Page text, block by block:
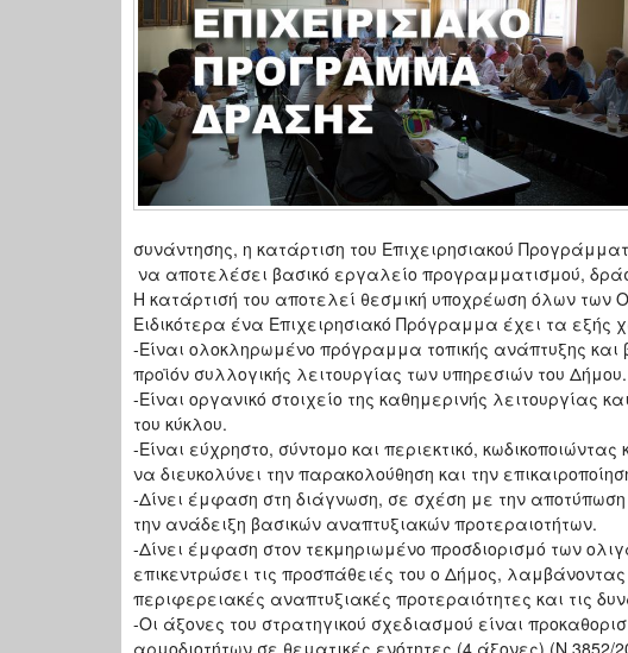
συνάντησης, η κατάρτιση του Επιχειρησιακού
να αποτελέσει βασικό εργαλείο προγραμματισμού,
Η κατάρτισή του αποτελεί θεσμική υποχρέωση όλων των
Ειδικότερα ένα Επιχειρησιακό Πρόγραμμα έχει τα εξής
-Είναι ολοκληρωμένο πρόγραμμα τοπικής ανάπτυξης και
προϊόν συλλογικής λειτουργίας των υπηρεσιών του Δήμου.
-Είναι οργανικό στοιχείο της καθημερινής λειτουργίας
του κύκλου.
-Είναι εύχρηστο, σύντομο και περιεκτικό,
να διευκολύνει την παρακολούθηση και την
-Δίνει έμφαση στη διάγνωση, σε σχέση με την αποτύπωση
την ανάδειξη βασικών αναπτυξιακών προτεραιοτήτων.
-Δίνει έμφαση στον τεκμηριωμένο προσδιορισμό των
επικεντρώσει τις προσπάθειές του ο Δήμος,
περιφερειακές αναπτυξιακές προτεραιότητες και τις
-Οι άξονες του στρατηγικού σχεδιασμού είναι